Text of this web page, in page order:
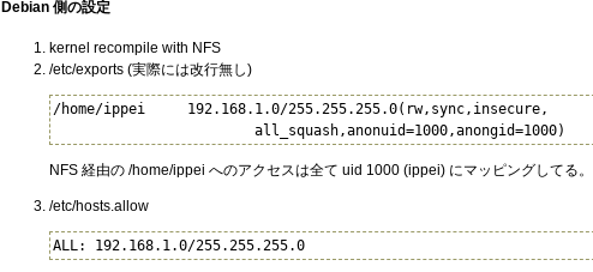
Debian 側の設定
kernel recompile with NFS
/etc/exports (実際には改行無し)
/home/ippei     192.168.1.0/255.255.255.0(rw,sync,insecure,
                        all_squash,anonuid=1000,anongid=1000)
NFS 経由の /home/ippei へのアクセスは全て uid 1000 (ippei) にマッピングしてる。
/etc/hosts.allow
ALL: 192.168.1.0/255.255.255.0